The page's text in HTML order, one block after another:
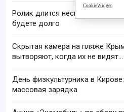
Ролик длится несколько
будете долго
Скрытая камера на пляже
вытворяют, когда их не видят...
День физкультурника в
массовая зарядка
CookieWidget